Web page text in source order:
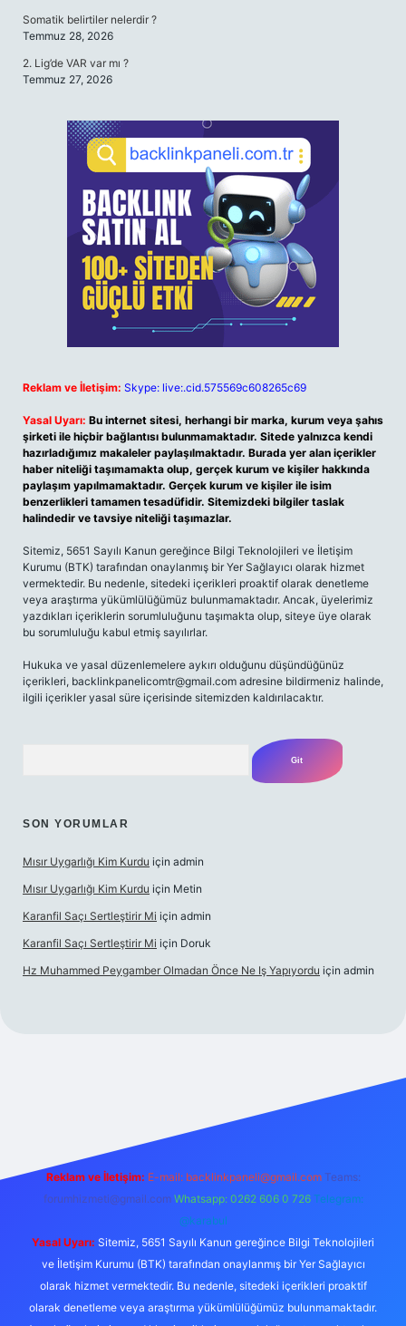
Somatik belirtiler nelerdir ?
Temmuz 28, 2026
2. Lig’de VAR var mı ?
Temmuz 27, 2026
Reklam ve İletişim: Skype: live:.cid.575569c608265c69
Yasal Uyarı: Bu internet sitesi, herhangi bir marka, kurum veya şahıs
şirketi ile hiçbir bağlantısı bulunmamaktadır. Sitede yalnızca kendi
hazırladığımız makaleler paylaşılmaktadır. Burada yer alan içerikler
haber niteliği taşımamakta olup, gerçek kurum ve kişiler hakkında
paylaşım yapılmamaktadır. Gerçek kurum ve kişiler ile isim
benzerlikleri tamamen tesadüfidir. Sitemizdeki bilgiler taslak
halindedir ve tavsiye niteliği taşımazlar.
Sitemiz, 5651 Sayılı Kanun gereğince Bilgi Teknolojileri ve İletişim
Kurumu (BTK) tarafından onaylanmış bir Yer Sağlayıcı olarak hizmet
vermektedir. Bu nedenle, sitedeki içerikleri proaktif olarak denetleme
veya araştırma yükümlülüğümüz bulunmamaktadır. Ancak, üyelerimiz
yazdıkları içeriklerin sorumluluğunu taşımakta olup, siteye üye olarak
bu sorumluluğu kabul etmiş sayılırlar.
Hukuka ve yasal düzenlemelere aykırı olduğunu düşündüğünüz
içerikleri, backlinkpanelicomtr@gmail.com adresine bildirmeniz halinde,
ilgili içerikler yasal süre içerisinde sitemizden kaldırılacaktır.
SON YORUMLAR
Mısır Uygarlığı Kim Kurdu için admin
Mısır Uygarlığı Kim Kurdu için Metin
Karanfil Saçı Sertleştirir Mi için admin
Karanfil Saçı Sertleştirir Mi için Doruk
Hz Muhammed Peygamber Olmadan Önce Ne Iş Yapıyordu için admin
Reklam ve İletişim: E-mail: backlinkpaneli@gmail.com Teams:
forumhizmeti@gmail.com Whatsapp: 0262 606 0 726 Telegram:
@karabul
Yasal Uyarı: Sitemiz, 5651 Sayılı Kanun gereğince Bilgi Teknolojileri
ve İletişim Kurumu (BTK) tarafından onaylanmış bir Yer Sağlayıcı
olarak hizmet vermektedir. Bu nedenle, sitedeki içerikleri proaktif
olarak denetleme veya araştırma yükümlülüğümüz bulunmamaktadır.